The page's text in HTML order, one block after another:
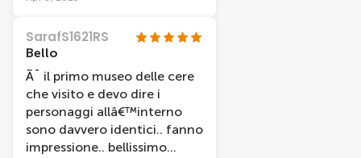
allâ€™ultimo piano câ€™Ã¨
piazza Dam.
SarafS1621RS
Bello
Ãˆ il primo museo delle cere
che visito e devo dire i
personaggi allâ€™interno
sono davvero identici.. fanno
impressione.. bellissimo